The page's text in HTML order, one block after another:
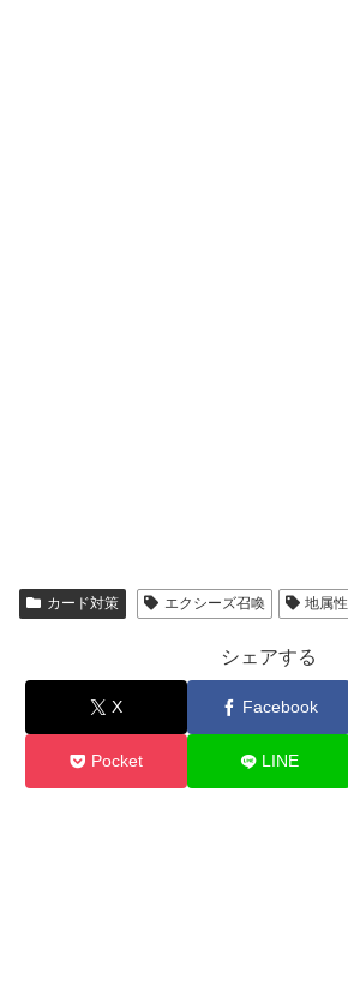
カード対策 エクシーズ召喚 地属性
シェアする
X Facebook
Pocket LINE